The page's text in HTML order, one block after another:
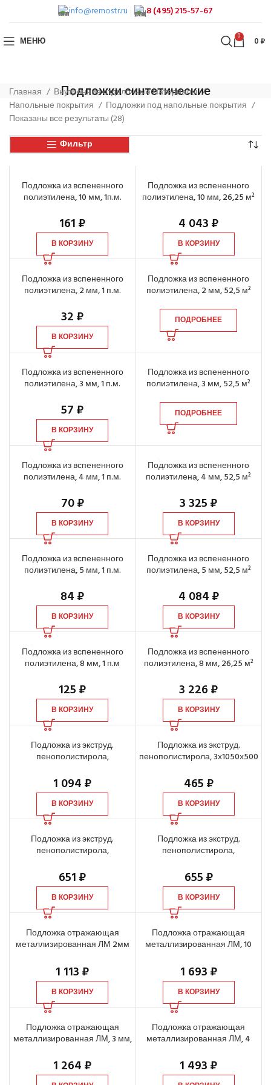
info@remostr.ru 8 (495) 215-57-67
МЕНЮ 0 0₽
Подложки синтетические
Главная
Внутренние отделочные материалы
Напольные покрытия
Подложки под напольные покрытия
Показаны все результаты (28)
Фильтр
Подложка из вспененного
полиэтилена, 10 мм, 1п.м.
161₽
В КОРЗИНУ
Подложка из вспененного
полиэтилена, 10 мм, 26,25 м²
4 043₽
В КОРЗИНУ
Подложка из вспененного
полиэтилена, 2 мм, 1 п.м.
32₽
В КОРЗИНУ
Подложка из вспененного
полиэтилена, 2 мм, 52,5 м²
ПОДРОБНЕЕ
Подложка из вспененного
полиэтилена, 3 мм, 1 п.м.
57₽
В КОРЗИНУ
Подложка из вспененного
полиэтилена, 3 мм, 52,5 м²
ПОДРОБНЕЕ
Подложка из вспененного
полиэтилена, 4 мм, 1 п.м.
70₽
В КОРЗИНУ
Подложка из вспененного
полиэтилена, 4 мм, 52,5 м²
3 325₽
В КОРЗИНУ
Подложка из вспененного
полиэтилена, 5 мм, 1 п.м.
84₽
В КОРЗИНУ
Подложка из вспененного
полиэтилена, 5 мм, 52,5 м²
4 084₽
В КОРЗИНУ
Подложка из вспененного
полиэтилена, 8 мм, 1 п.м
125₽
В КОРЗИНУ
Подложка из вспененного
полиэтилена, 8 мм, 26,25 м²
3 226₽
В КОРЗИНУ
Подложка из экструд.
пенополистирола,
10,5 м²
1 094₽
В КОРЗИНУ
Подложка из экструд.
пенополистирола, 3х1050х500
465₽
В КОРЗИНУ
Подложка из экструд.
пенополистирола,
м²
651₽
В КОРЗИНУ
Подложка из экструд.
пенополистирола,
5,25 м²
655₽
В КОРЗИНУ
Подложка отражающая
металлизированная ЛМ 2мм
1 113₽
В КОРЗИНУ
Подложка отражающая
металлизированная ЛМ, 10
1 693₽
В КОРЗИНУ
Подложка отражающая
металлизированная ЛМ, 3 мм,
1 264₽
Подложка отражающая
металлизированная ЛМ, 4
1 493₽